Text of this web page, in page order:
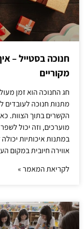
חנוכה בסטייל –
מקוריים
חג החנוכה הוא זמן
מתנות חנוכה
הקשרים בתוך הצוות.
מוערכים, וזה יכול
במתנות איכותיות
אווירה חיובית במקום
לקריאת המאמר »